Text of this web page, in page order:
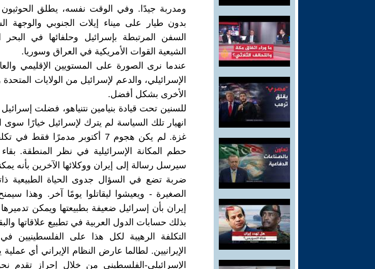
ومدربة جيدًا. وفي الوقت نفسه، يطلق
بدون طيار على ميناء إيلات الجنوبي والوجهة
السفن المرتبطة بإسرائيل وحلفائها في البحر
الشيعية القوات الأمريكية في العراق وسوريا.
عندما نرى الصورة على المستويين الإقليمي
الإسرائيلي، والدعم لإسرائيل من الولايات
الأخرى بشكل أفضل.
للسنين تحت قيادة بنيامين نتنياهو، فضلت
انهيار تلك السياسة لم يترك لإسرائيل خيارًا
غزة. لم يكن هجوم 7 أكتوبر مدمرًا
حطم المكانة الإسرائيلية في نظر المنطقة.
سيرسل رسالة إلى إيران ووكلائها الآخرين بأنه
ضربة تضع في السؤال جدوى الحياة الطبيعية
الصغيرة - ويعيشوا ليقاتلوا يومًا آخر. وهذا
إيران بأن إسرائيل ضعيفة بطبيعتها ويمكن
بذلك حسابات الدول العربية في تطبيع علاقاتها
التكلفة الرهيبة لكل هذا على
الإيرانيين. لطالما عارض النظام الإيراني أي
الإسرائيلي-الفلسطيني من خلال إحراز تقدم